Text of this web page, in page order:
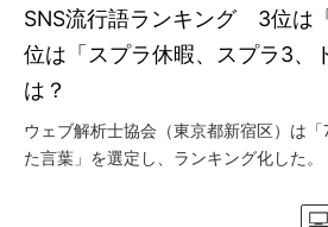
SNS流行語ランキング 3位は
位は「スプラ休暇、スプラ3、
は？
ウェブ解析士協会（東京都新宿区）は
た言葉」を選定し、ランキング化した。